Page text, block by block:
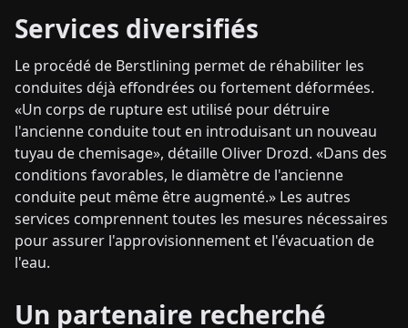
Services diversifiés
Le procédé de Berstlining permet de réhabiliter les
conduites déjà effondrées ou fortement déformées.
«Un corps de rupture est utilisé pour détruire
l'ancienne conduite tout en introduisant un nouveau
tuyau de chemisage», détaille Oliver Drozd. «Dans des
conditions favorables, le diamètre de l'ancienne
conduite peut même être augmenté.» Les autres
services comprennent toutes les mesures nécessaires
pour assurer l'approvisionnement et l'évacuation de
l'eau.
Un partenaire recherché